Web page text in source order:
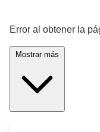
Error al obtener la